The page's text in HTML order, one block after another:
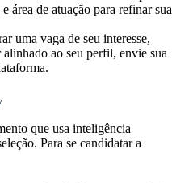
área de atuação para refinar sua
uma vaga de seu interesse,
ao seu perfil, envie sua
que usa inteligência
Para se candidatar a